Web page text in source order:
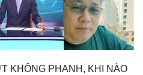
KHÔNG PHANH, KHI NÀO